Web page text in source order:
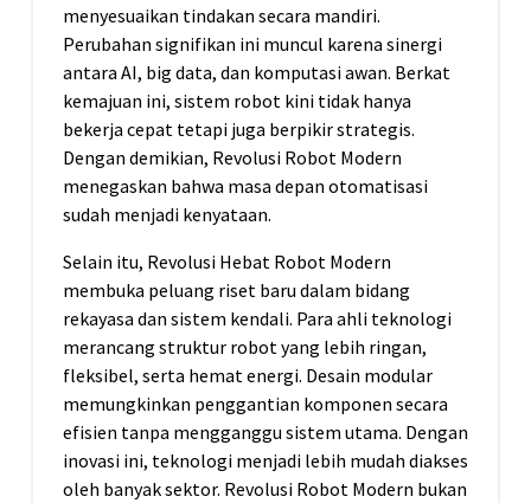
menyesuaikan tindakan secara mandiri.
Perubahan signifikan ini muncul karena sinergi
antara AI, big data, dan komputasi awan. Berkat
kemajuan ini, sistem robot kini tidak hanya
bekerja cepat tetapi juga berpikir strategis.
Dengan demikian, Revolusi Robot Modern
menegaskan bahwa masa depan otomatisasi
sudah menjadi kenyataan.
Selain itu, Revolusi Hebat Robot Modern
membuka peluang riset baru dalam bidang
rekayasa dan sistem kendali. Para ahli teknologi
merancang struktur robot yang lebih ringan,
fleksibel, serta hemat energi. Desain modular
memungkinkan penggantian komponen secara
efisien tanpa mengganggu sistem utama. Dengan
inovasi ini, teknologi menjadi lebih mudah diakses
oleh banyak sektor. Revolusi Robot Modern bukan